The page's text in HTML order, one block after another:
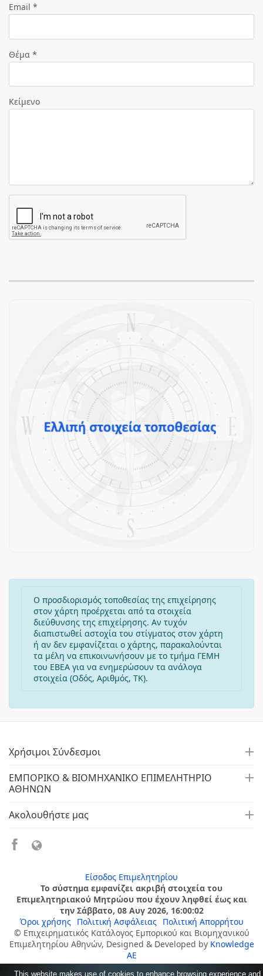
Email *
Θέμα *
Κείμενο
Ο προσδιορισμός τοποθεσίας της επιχείρησης
στον χάρτη προέρχεται από τα στοιχεία
διεύθυνσης της επιχείρησης. Αν τυχόν
διαπιστωθεί αστοχία του στίγματος στον χάρτη
ή αν δεν εμφανίζεται ο χάρτης, παρακαλούνται
τα μέλη να επικοινωνήσουν με το τμήμα ΓΕΜΗ
του ΕΒΕΑ για να ενημερώσουν τα ανάλογα
στοιχεία (Οδός, Αριθμός, ΤΚ).
Χρήσιμοι Σύνδεσμοι
ΕΜΠΟΡΙΚΟ & ΒΙΟΜΗΧΑΝΙΚΟ ΕΠΙΜΕΛΗΤΗΡΙΟ
ΑΘΗΝΩΝ
Ακολουθήστε μας
Είσοδος Επιμελητηρίου
Το σύστημα εμφανίζει ακριβή στοιχεία του
Επιμελητηριακού Μητρώου που έχουν ληφθεί έως και
την Σάββατο, 08 Αυγ 2026, 16:00:02
Όροι χρήσης
Πολιτική Ασφάλειας
Πολιτική Απορρήτου
© Επιχειρηματικός Κατάλογος Εμπορικού και Βιομηχανικού
Επιμελητηρίου Αθηνών, Designed & Developed by Knowledge
AE
This website makes use of cookies to enhance browsing experience and